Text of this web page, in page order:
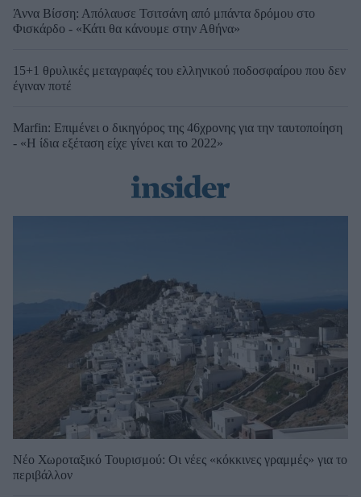
Άννα Βίσση: Απόλαυσε Τσιτσάνη από μπάντα δρόμου στο
Φισκάρδο - «Κάτι θα κάνουμε στην Αθήνα»
15+1 θρυλικές μεταγραφές του ελληνικού ποδοσφαίρου που δεν
έγιναν ποτέ
Marfin: Επιμένει ο δικηγόρος της 46χρονης για την ταυτοποίηση
- «Η ίδια εξέταση είχε γίνει και το 2022»
Νέο Χωροταξικό Τουρισμού: Οι νέες «κόκκινες γραμμές» για το
περιβάλλον